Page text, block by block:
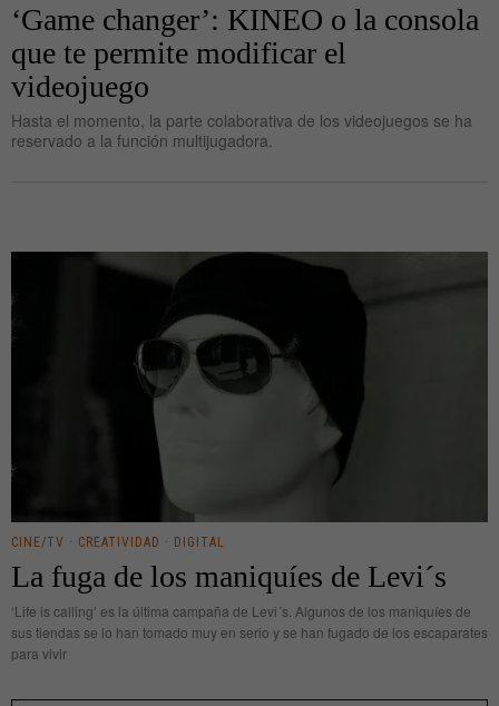
‘Game changer’: KINEO o la consola
que te permite modificar el
videojuego
Hasta el momento, la parte colaborativa de los videojuegos se ha
reservado a la función multijugadora.
CINE/TV · CREATIVIDAD · DIGITAL
La fuga de los maniquíes de Levi´s
‘Life is calling’ es la última campaña de Levi´s. Algunos de los maniquíes de
sus tiendas se lo han tomado muy en serio y se han fugado de los escaparates
para vivir